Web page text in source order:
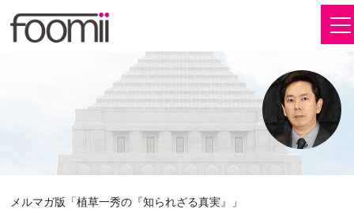
メルマガ版「植草一秀の『知られざる真実』」